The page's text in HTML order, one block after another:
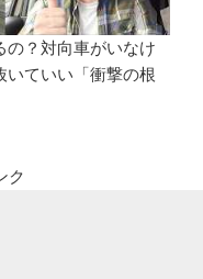
の？対向車がいなけ
いていい「衝撃の根
ク